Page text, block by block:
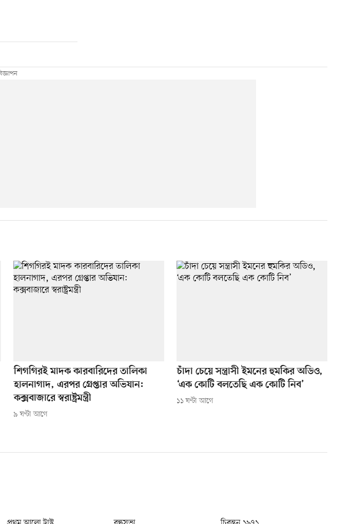
শিগগিরই মাদক কারবারিদের তালিকা
হালনাগাদ, এরপর গ্রেপ্তার অভিযান:
কক্সবাজারে স্বরাষ্ট্রমন্ত্রী
৯ ঘণ্টা আগে
চাঁদা চেয়ে সন্ত্রাসী ইমনের হুমকির অডিও,
‘এক কোটি বলতেছি এক কোটি নিব’
১১ ঘণ্টা আগে